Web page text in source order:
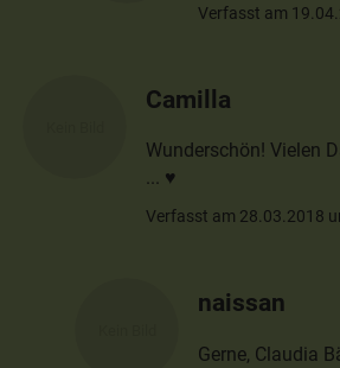
Verfasst am
Camilla
Wunderschön! Vielen
... ♥
Verfasst am 28.03.2018
naissan
Gerne, Claudia